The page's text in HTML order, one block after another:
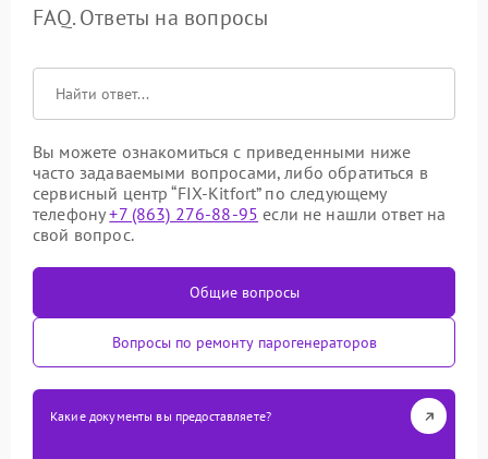
FAQ. Ответы на вопросы
Вы можете ознакомиться с приведенными ниже
часто задаваемыми вопросами, либо обратиться в
сервисный центр “FIX-Kitfort” по следующему
телефону+7 (863) 276-88-95 если не нашли ответ на
свой вопрос.
Общие вопросы
Вопросы по ремонту парогенераторов
Какие документы вы предоставляете?